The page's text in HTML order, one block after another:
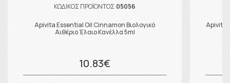
ΚΩΔΙΚΟΣ ΠΡΟΪΟΝΤΟΣ:05056
Apivita Essential Oil Cinnamon Βιολογικό
Αιθέριο Έλαιο Κανέλλα 5ml
10.83€
Apivita